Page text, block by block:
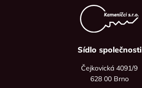
Sídlo společnosti
Čejkovická 4091/9
628 00 Brno